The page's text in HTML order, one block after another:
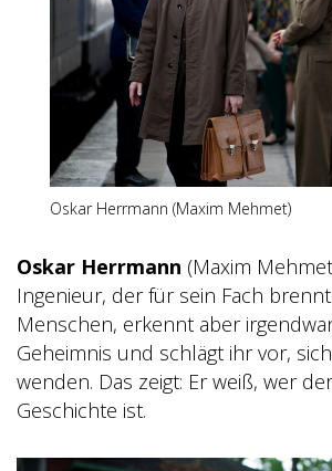
Oskar Herrmann (Maxim Mehmet)
Oskar Herrmann (Maxim
Ingenieur, der für sein Fach
Menschen, erkennt aber
Geheimnis und schlägt ihr vor,
wenden. Das zeigt: Er weiß, wer
Geschichte ist.